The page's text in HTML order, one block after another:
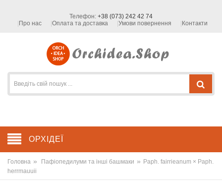
Телефон: +38 (073) 242 42 74
Про нас
Оплата та доставка Умови повернення Контакти
ОРХІДЕЇ
Головна » Пафіопедилуми та інші башмаки » Paph. fairrieanum × Paph.
herrmauuii